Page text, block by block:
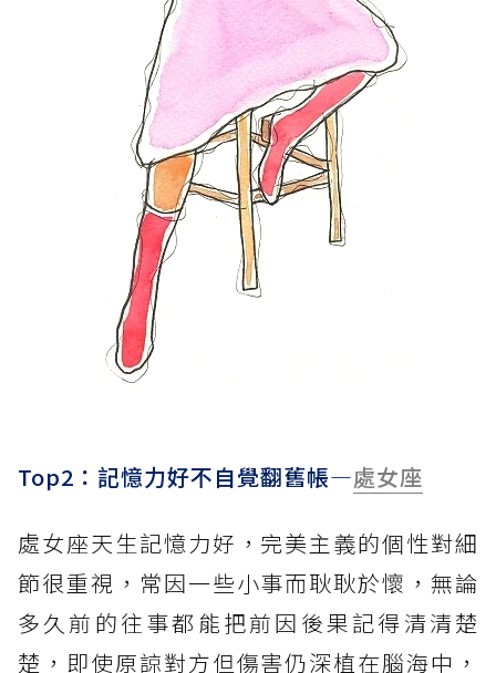
Top2：記憶力好不自覺翻舊帳—處女座
處女座天生記憶力好，完美主義的個性對細
節很重視，常因一些小事而耿耿於懷，無論
多久前的往事都能把前因後果記得清清楚
楚，即使原諒對方但傷害仍深植在腦海中，